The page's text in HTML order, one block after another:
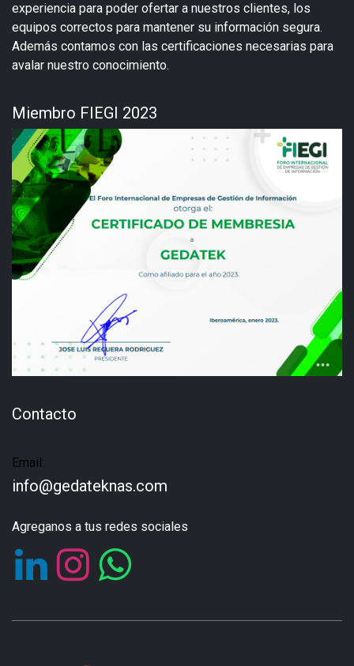
experiencia para poder ofertar a nuestros clientes, los
equipos correctos para mantener su información segura.
Además contamos con las certificaciones necesarias para
avalar nuestro conocimiento.
Miembro FIEGI 2023
Contacto
Email:
info@gedateknas.com
Agreganos a tus redes sociales